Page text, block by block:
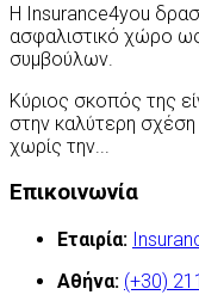
Η Insurance4you
ασφαλιστικό χώρο
συμβούλων.
Κύριος σκοπός της
στην καλύτερη σχέση
χωρίς την...
Επικοινωνία
Εταιρία:
Αθήνα: (+30)